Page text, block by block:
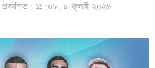
প্রকাশিত: ১১:০৮, ৮ জুলাই ২০২৬